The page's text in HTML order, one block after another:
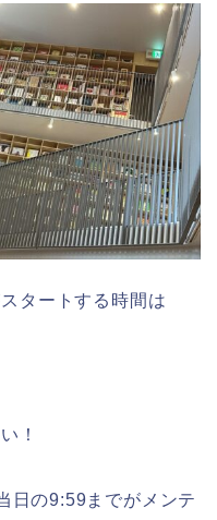
タートする時間は
！
日の9:59までがメンテ